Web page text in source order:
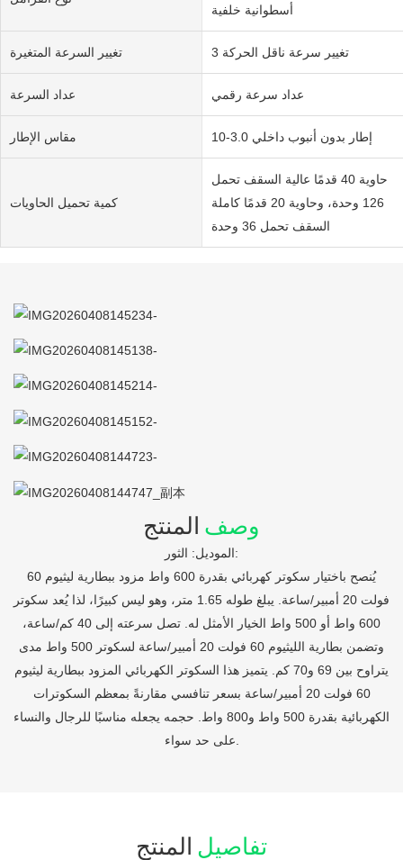
أسطوانية خلفية
تغيير السرعة المتغيرة تغيير سرعة ناقل الحركة 3
عداد السرعة عداد سرعة رقمي
مقاس الإطار إطار بدون أنبوب داخلي 3.0-10
كمية تحميل الحاويات
حاوية 40 قدمًا عالية السقف تحمل
126 وحدة، وحاوية 20 قدمًا كاملة
السقف تحمل 36 وحدة
وصف المنتج
الموديل: الثور:
يُنصح باختيار سكوتر كهربائي بقدرة 600 واط مزود ببطارية ليثيوم 60
فولت 20 أمبير/ساعة. يبلغ طوله 1.65 متر، وهو ليس كبيرًا، لذا يُعد سكوتر
600 واط أو 500 واط الخيار الأمثل له. تصل سرعته إلى 40 كم/ساعة،
وتضمن بطارية الليثيوم 60 فولت 20 أمبير/ساعة لسكوتر 500 واط مدى
يتراوح بين 69 و70 كم. يتميز هذا السكوتر الكهربائي المزود ببطارية ليثيوم
60 فولت 20 أمبير/ساعة بسعر تنافسي مقارنةً بمعظم السكوترات
الكهربائية بقدرة 500 واط و800 واط. حجمه يجعله مناسبًا للرجال والنساء
تفاصيل المنتج